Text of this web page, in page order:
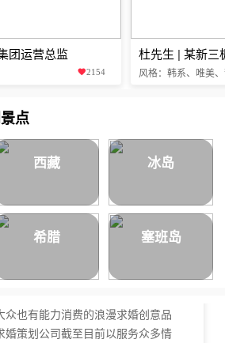
团运营总监
2154
杜先生 | 某新三
风格：韩系、唯美
点
西藏 冰岛
希腊 塞班岛
介
划公司，于2018年正式成立，是国内
众也有能力消费的浪漫求婚创意品
婚策划公司截至目前以服务众多情